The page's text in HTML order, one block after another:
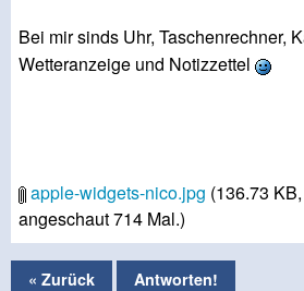
Bei mir sinds Uhr, Taschenrechner,
Wetteranzeige und Notizzettel
apple-widgets-nico.jpg (136.73
angeschaut 714 Mal.)
« Zurück Antworten!